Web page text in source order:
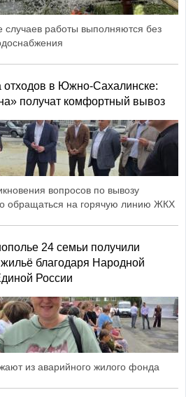
случаев работы выполняются без
отходов в Южно-Сахалинске:
получат комфортный вывоз
вопросов по вывозу
обращаться на горячую линию ЖКХ
24 семьи получили
благодаря Народной
России
из аварийного жилого фонда